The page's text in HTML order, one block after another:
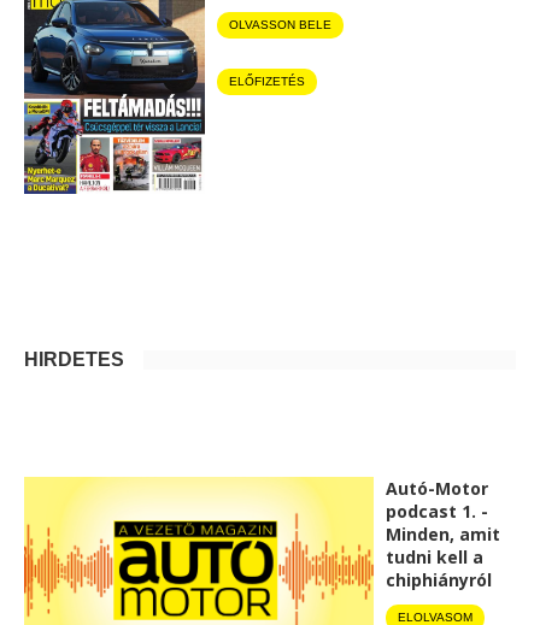
OLVASSON BELE
ELŐFIZETÉS
HIRDETÉS
Autó-Motor
podcast 1. -
Minden, amit
tudni kell a
chiphiányról
ELOLVASOM